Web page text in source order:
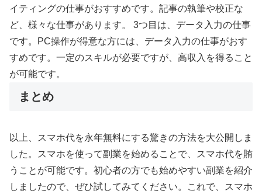
イティングの仕事がおすすめです。記事の執筆や校正な
ど、様々な仕事があります。 3つ目は、データ入力の仕事
です。PC操作が得意な方には、データ入力の仕事がおす
すめです。一定のスキルが必要ですが、高収入を得ること
が可能です。
まとめ
以上、スマホ代を永年無料にする驚きの方法を大公開しま
した。スマホを使って副業を始めることで、スマホ代を賄
うことが可能です。初心者の方でも始めやすい副業を紹介
しましたので、ぜひ試してみてください。これで、スマホ